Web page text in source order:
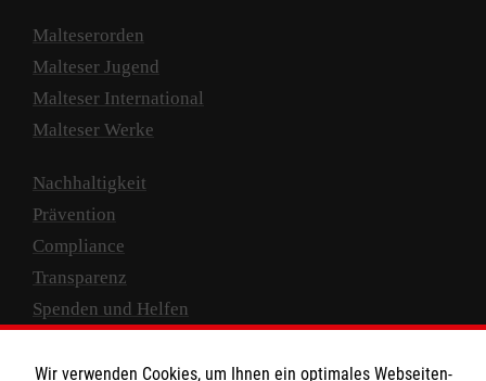
Malteserorden
Malteser Jugend
Malteser International
Malteser Werke
Nachhaltigkeit
Prävention
Compliance
Transparenz
Spenden und Helfen
Wir verwenden Cookies, um Ihnen ein optimales Webseiten-